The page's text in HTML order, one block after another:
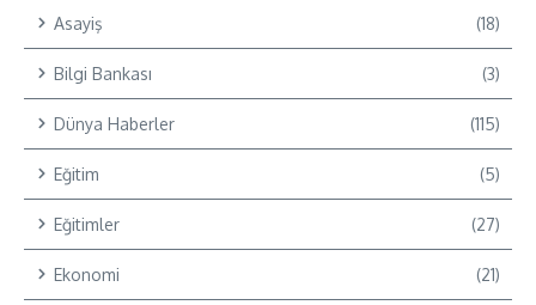
Asayiş (18)
Bilgi Bankası (3)
Dünya Haberler (115)
Eğitim (5)
Eğitimler (27)
Ekonomi (21)